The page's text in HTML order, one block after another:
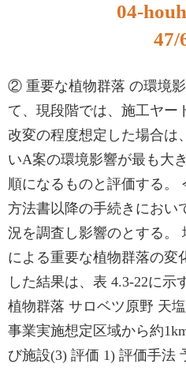
04-
47/
② 重要な植物群落 の環境
て、現段階では、施工ヤー
改変の程度想定した場合は
いA案の環境影響が最も大
順になるものと評価する。
方法書以降の手続きにおい
況を調査し影響のとする。
による重要な植物群落の変
した結果は、表 4.3-22に示
植物群落 サロベツ原野 天
事業実施想定区域から約
び施設(3) 評価 1) 評価手法